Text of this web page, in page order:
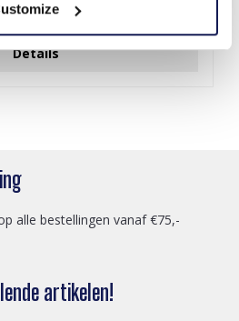
voor prijzen
Details
alle bestellingen vanaf €75,-
artikelen!